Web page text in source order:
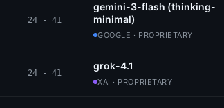
24 - 41
gemini-3-flash (thinking-
minimal)
GOOGLE · PROPRIETARY
24 - 41
grok-4.1
XAI · PROPRIETARY